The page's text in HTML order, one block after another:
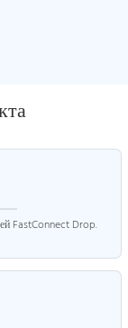
FastConnect Drop.